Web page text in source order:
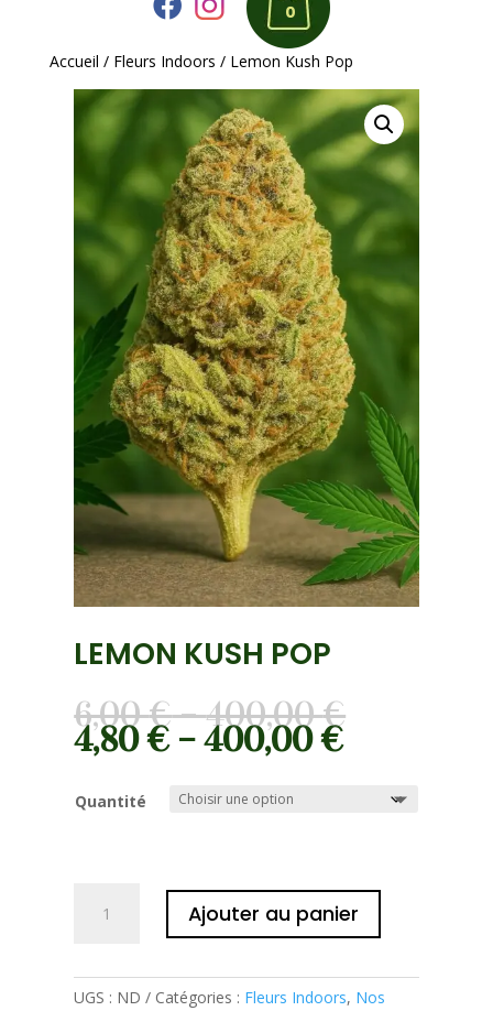
0
Accueil / Fleurs Indoors / Lemon Kush Pop
LEMON KUSH POP
6,00€–400,00€
4,80€–400,00€
Quantité
Pop
Ajouter au panier
UGS : ND Catégories : Fleurs Indoors, Nos